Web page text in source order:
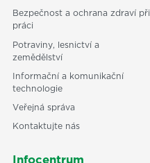
Bezpečnost a ochrana zdraví při
práci
Potraviny, lesnictví a
zemědělství
Informační a komunikační
technologie
Veřejná správa
Kontaktujte nás
Infocentrum